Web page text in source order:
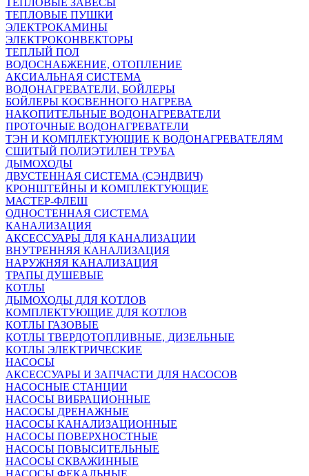
ТЕПЛОВЫЕ ЗАВЕСЫ
ТЕПЛОВЫЕ ПУШКИ
ЭЛЕКТРОКАМИНЫ
ЭЛЕКТРОКОНВЕКТОРЫ
ТЕПЛЫЙ ПОЛ
ВОДОСНАБЖЕНИЕ, ОТОПЛЕНИЕ
АКСИАЛЬНАЯ СИСТЕМА
ВОДОНАГРЕВАТЕЛИ, БОЙЛЕРЫ
БОЙЛЕРЫ КОСВЕННОГО НАГРЕВА
НАКОПИТЕЛЬНЫЕ ВОДОНАГРЕВАТЕЛИ
ПРОТОЧНЫЕ ВОДОНАГРЕВАТЕЛИ
ТЭН И КОМПЛЕКТУЮЩИЕ К ВОДОНАГРЕВАТЕЛЯМ
СШИТЫЙ ПОЛИЭТИЛЕН ТРУБА
ДЫМОХОДЫ
ДВУСТЕННАЯ СИСТЕМА (СЭНДВИЧ)
КРОНШТЕЙНЫ И КОМПЛЕКТУЮЩИЕ
МАСТЕР-ФЛЕШ
ОДНОСТЕННАЯ СИСТЕМА
КАНАЛИЗАЦИЯ
АКСЕССУАРЫ ДЛЯ КАНАЛИЗАЦИИ
ВНУТРЕННЯЯ КАНАЛИЗАЦИЯ
НАРУЖНЯЯ КАНАЛИЗАЦИЯ
ТРАПЫ ДУШЕВЫЕ
КОТЛЫ
ДЫМОХОДЫ ДЛЯ КОТЛОВ
КОМПЛЕКТУЮЩИЕ ДЛЯ КОТЛОВ
КОТЛЫ ГАЗОВЫЕ
КОТЛЫ ТВЕРДОТОПЛИВНЫЕ, ДИЗЕЛЬНЫЕ
КОТЛЫ ЭЛЕКТРИЧЕСКИЕ
НАСОСЫ
АКСЕССУАРЫ И ЗАПЧАСТИ ДЛЯ НАСОСОВ
НАСОСНЫЕ СТАНЦИИ
НАСОСЫ ВИБРАЦИОННЫЕ
НАСОСЫ ДРЕНАЖНЫЕ
НАСОСЫ КАНАЛИЗАЦИОННЫЕ
НАСОСЫ ПОВЕРХНОСТНЫЕ
НАСОСЫ ПОВЫСИТЕЛЬНЫЕ
НАСОСЫ СКВАЖИННЫЕ
НАСОСЫ ФЕКАЛЬНЫЕ